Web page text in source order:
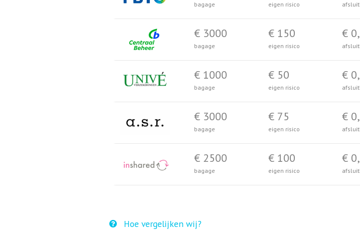
bagage eigen risico
€ 3000
bagage
€ 150
eigen risico
€
€ 1000
bagage
€ 50
eigen risico
€
€ 3000
bagage
€ 75
eigen risico
€
€ 2500
bagage
€ 100
eigen risico
€
Hoe vergelijken wij?